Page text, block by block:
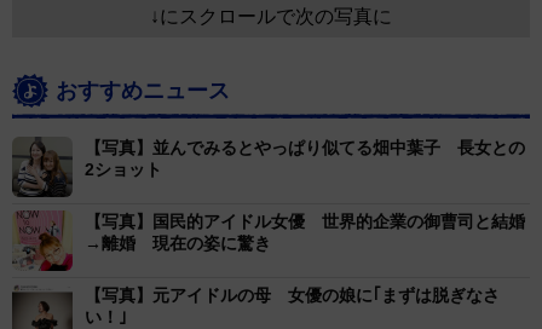
↓にスクロールで次の写真に
おすすめニュース
【写真】並んでみるとやっぱり似てる畑中葉子 長女との
2ショット
【写真】国民的アイドル女優 世界的企業の御曹司と結婚
→離婚 現在の姿に驚き
【写真】元アイドルの母 女優の娘に｢まずは脱ぎなさ
い！｣